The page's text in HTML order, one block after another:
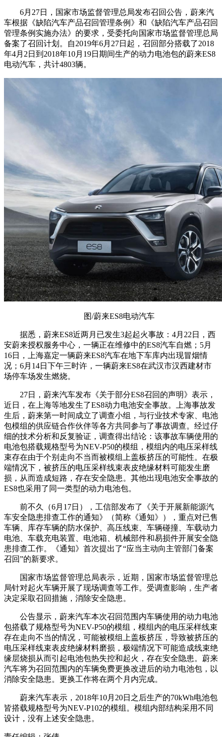
6月27日， 国家市场监督管理总局发布召回公告，蔚来汽
车根据《缺陷汽车产品召回管理条例》和《缺陷汽车产品召回
管理条例实施办法》的要求，受委托向国家市场监督管理总局
备案了召回计划。自2019年6月27日起，召回部分搭载了2018
年4月2日到2018年10月19日期间生产的动力电池包的蔚来ES8
电动汽车，共计4803辆。
图/蔚来ES8电动汽车
据悉，蔚来ES8近两月已发生3起起火事故：4月22日，西
安蔚来授权服务中心，一辆正在维修中的ES8汽车自燃；5月
16日，上海嘉定一辆蔚来ES8汽车在地下车库内出现冒烟情
况；6月14日下午三时许，一辆蔚来ES8在武汉市汉西建材市
场停车场发生燃烧。
27日，蔚来汽车发布《关于部分ES8召回的声明》表示，
近日，在上海等地发生了ES8动力电池安全事故。上海事故发
生后，蔚来第一时间成立了调查小组，与行业技术专家、电池
包模组的供应链合作伙伴等各方共同参与了事故调查。经过仔
细的技术分析和反复验证，调查得出结论：该事故车辆使用的
电池包搭载规格型号为NEV-P50的模组，模组内的电压采样线
束存在由于个别走向不当而被模组上盖板挤压的可能性。在极
端情况下，被挤压的电压采样线束表皮绝缘材料可能发生磨
损，从而造成短路，存在安全隐患。其他出现电池安全事故的
ES8也采用了同一类型的动力电池包。
前不久（6月17日），工信部发布了《关于开展新能源汽
车安全隐患排查工作的通知》（简称《通知》），重点对已售
车辆、库存车辆的防水保护、高压线束、车辆碰撞、车载动力
电池、车载充电装置、电池箱、机械部件和易损件开展安全隐
患排查工作。《通知》首次提出了“应当主动向主管部门备案
召回”的新要求。
国家市场监督管理总局表示，近期，国家市场监督管理总
局针对起火车辆开展了现场调查等工作。受调查影响，生产者
决定采取召回措施，消除安全隐患。
公告显示，蔚来汽车本次召回范围内车辆使用的动力电池
包搭载了规格型号为NEV-P50的模组，模组内的电压采样线束
存在走向不当的情况，可能被模组上盖板挤压，导致被挤压的
电压采样线束表皮绝缘材料磨损，极端情况下可能造成线束绝
缘层烧损从而引起电池包热失控和起火，存在安全隐患。蔚来
汽车将为召回范围内的车辆免费更换改进后的动力电池包，以
消除安全隐患。更换工作将在两个月内完成。
蔚来汽车表示，2018年10月20日之后生产的70kWh电池包
皆搭载规格型号为NEV-P102的模组。模组内部结构采用不同
设计，没有上述安全隐患。